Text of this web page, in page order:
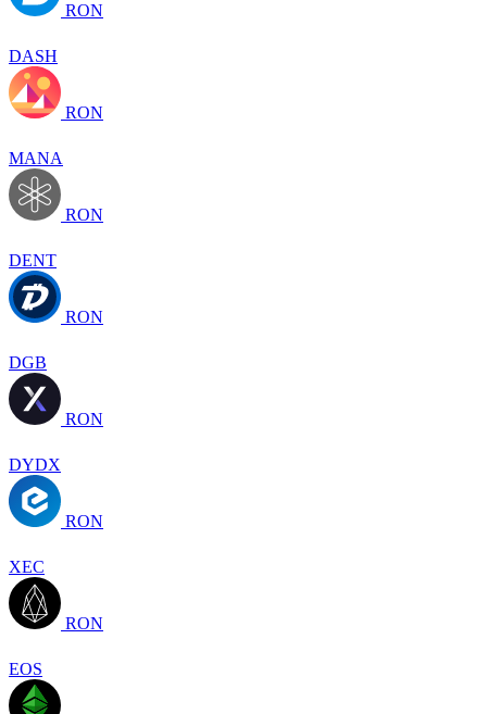
RON
DASH
RON
MANA
RON
DENT
RON
DGB
RON
DYDX
RON
XEC
RON
EOS